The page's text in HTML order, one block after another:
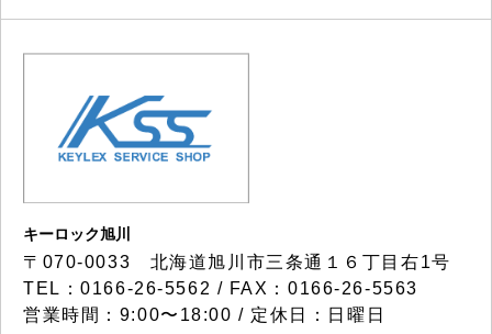
キーロック旭川
〒070-0033 北海道旭川市三条通１６丁目右1号
TEL：0166-26-5562 / FAX：0166-26-5563
営業時間：9:00〜18:00 / 定休日：日曜日